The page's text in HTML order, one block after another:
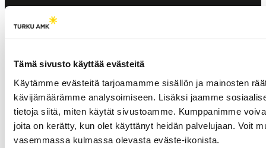
Tämä sivusto käyttää evästeitä
Käytämme evästeitä tarjoamamme sisällön ja mainosten
kävijämäärämme analysoimiseen. Lisäksi jaamme
tietoja siitä, miten käytät sivustoamme. Kumppanimme
joita on kerätty, kun olet käyttänyt heidän palvelujaan. Voit
vasemmassa kulmassa olevasta eväste-ikonista.